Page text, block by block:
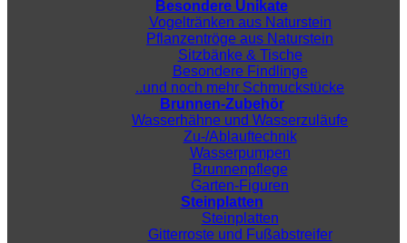
Besondere Unikate
Vogeltränken aus Naturstein
Pflanzentröge aus Naturstein
Sitzbänke & Tische
Besondere Findlinge
..und noch mehr Schmuckstücke
Brunnen-Zubehör
Wasserhähne und Wasserzuläufe
Zu-/Ablauftechnik
Wasserpumpen
Brunnenpflege
Garten-Figuren
Steinplatten
Steinplatten
Gitterroste und Fußabstreifer